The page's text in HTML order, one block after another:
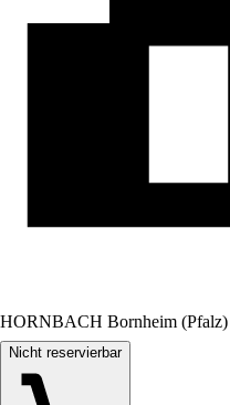
HORNBACH Bornheim (Pfalz)
Nicht reservierbar